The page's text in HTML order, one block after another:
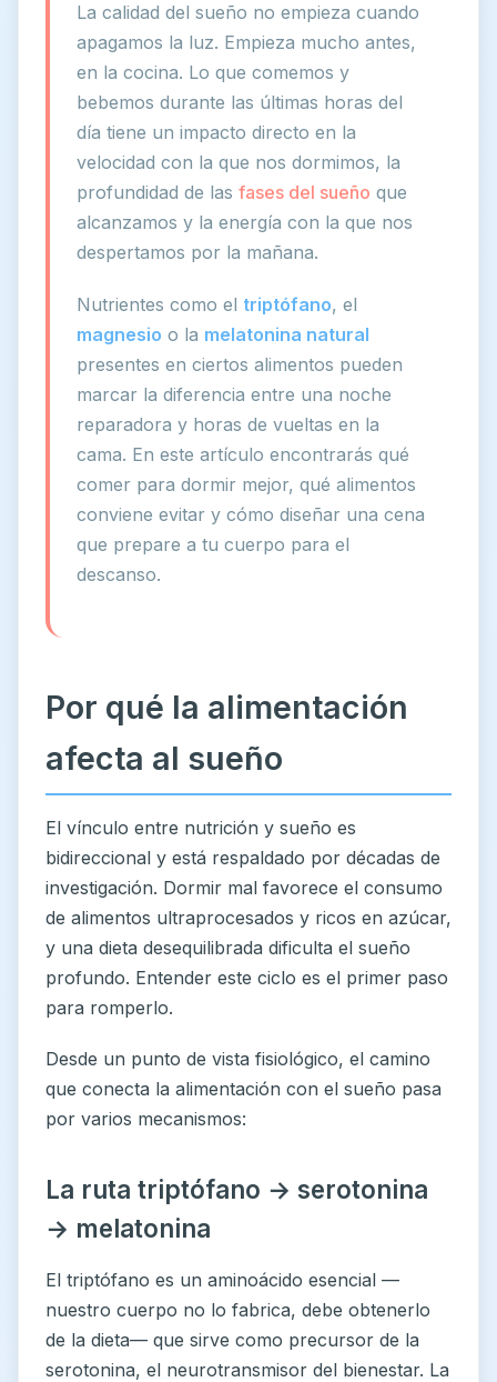
La calidad del sueño no empieza cuando
apagamos la luz. Empieza mucho antes,
en la cocina. Lo que comemos y
bebemos durante las últimas horas del
día tiene un impacto directo en la
velocidad con la que nos dormimos, la
profundidad de las fases del sueño que
alcanzamos y la energía con la que nos
despertamos por la mañana.
Nutrientes como el triptófano, el
magnesio o la melatonina natural
presentes en ciertos alimentos pueden
marcar la diferencia entre una noche
reparadora y horas de vueltas en la
cama. En este artículo encontrarás qué
comer para dormir mejor, qué alimentos
conviene evitar y cómo diseñar una cena
que prepare a tu cuerpo para el
descanso.
Por qué la alimentación
afecta al sueño
El vínculo entre nutrición y sueño es
bidireccional y está respaldado por décadas de
investigación. Dormir mal favorece el consumo
de alimentos ultraprocesados y ricos en azúcar,
y una dieta desequilibrada dificulta el sueño
profundo. Entender este ciclo es el primer paso
para romperlo.
Desde un punto de vista fisiológico, el camino
que conecta la alimentación con el sueño pasa
por varios mecanismos:
La ruta triptófano → serotonina
→ melatonina
El triptófano es un aminoácido esencial —
nuestro cuerpo no lo fabrica, debe obtenerlo
de la dieta— que sirve como precursor de la
serotonina, el neurotransmisor del bienestar. La